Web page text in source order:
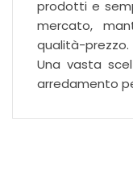
prodotti e
mercato,
qualità-prezzo.
Una vasta
arredamento